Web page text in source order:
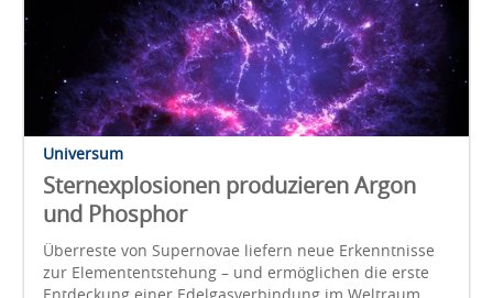
Universum
Sternexplosionen produzieren Argon
und Phosphor
Überreste von Supernovae liefern neue Erkenntnisse
zur Elemententstehung – und ermöglichen die erste